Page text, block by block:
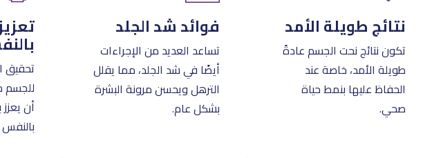
نتائج طويلة الأمد
تكون نتائج نحت الجسم عادةً
طويلة الأمد، خاصة عند
الحفاظ عليها بنمط حياة
صحي.
فوائد شد الجلد
تساعد العديد من الإجراءات
أيضًا في شد الجلد، مما يقلل
الترهل ويحسن مرونة البشرة
بشكل عام.
تحقيق
للجسم
أن